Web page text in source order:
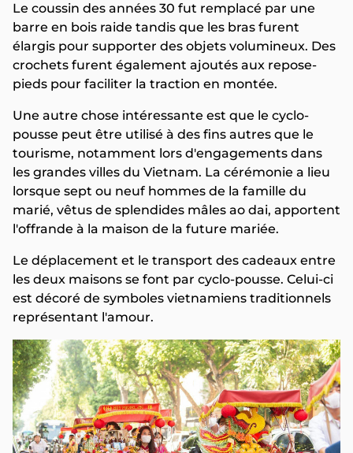
Le coussin des années 30 fut remplacé par une
barre en bois raide tandis que les bras furent
élargis pour supporter des objets volumineux. Des
crochets furent également ajoutés aux repose-
pieds pour faciliter la traction en montée.
Une autre chose intéressante est que le cyclo-
pousse peut être utilisé à des fins autres que le
tourisme, notamment lors d'engagements dans
les grandes villes du Vietnam. La cérémonie a lieu
lorsque sept ou neuf hommes de la famille du
marié, vêtus de splendides mâles ao dai, apportent
l'offrande à la maison de la future mariée.
Le déplacement et le transport des cadeaux entre
les deux maisons se font par cyclo-pousse. Celui-ci
est décoré de symboles vietnamiens traditionnels
représentant l'amour.